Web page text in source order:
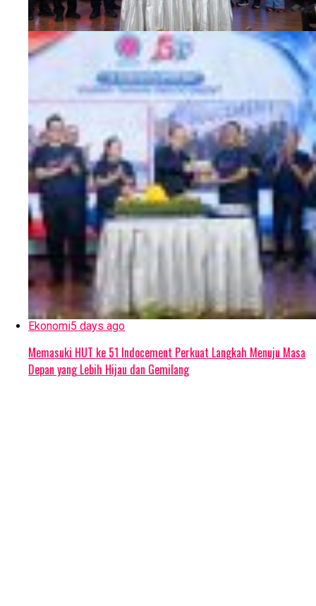
Ekonomi5 days ago
Memasuki HUT ke 51 Indocement Perkuat Langkah Menuju Masa
Depan yang Lebih Hijau dan Gemilang